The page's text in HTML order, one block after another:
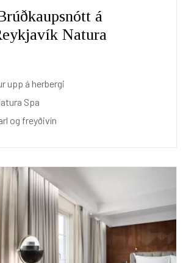
á
Natura
upp á herbergi
Spa
og freyðivín